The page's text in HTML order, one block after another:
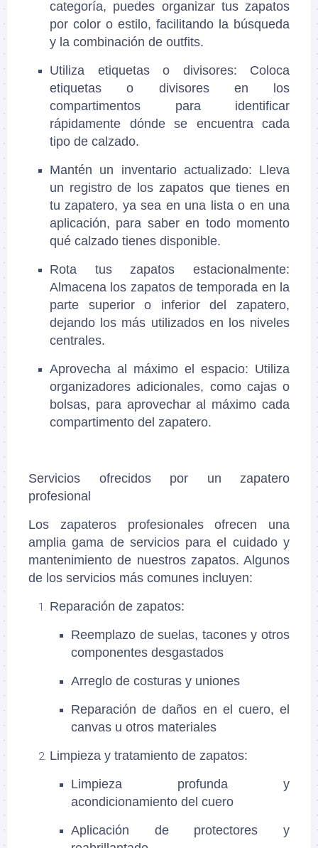
categoría, puedes organizar tus zapatos
por color o estilo, facilitando la búsqueda
y la combinación de outfits.
Utiliza etiquetas o divisores: Coloca
etiquetas o divisores en los
compartimentos para identificar
rápidamente dónde se encuentra cada
tipo de calzado.
Mantén un inventario actualizado: Lleva
un registro de los zapatos que tienes en
tu zapatero, ya sea en una lista o en una
aplicación, para saber en todo momento
qué calzado tienes disponible.
Rota tus zapatos estacionalmente:
Almacena los zapatos de temporada en la
parte superior o inferior del zapatero,
dejando los más utilizados en los niveles
centrales.
Aprovecha al máximo el espacio: Utiliza
organizadores adicionales, como cajas o
bolsas, para aprovechar al máximo cada
compartimento del zapatero.
Servicios ofrecidos por un zapatero
profesional
Los zapateros profesionales ofrecen una
amplia gama de servicios para el cuidado y
mantenimiento de nuestros zapatos. Algunos
de los servicios más comunes incluyen:
Reparación de zapatos:
Reemplazo de suelas, tacones y otros
componentes desgastados
Arreglo de costuras y uniones
Reparación de daños en el cuero, el
canvas u otros materiales
Limpieza y tratamiento de zapatos:
Limpieza profunda y
acondicionamiento del cuero
Aplicación de protectores y